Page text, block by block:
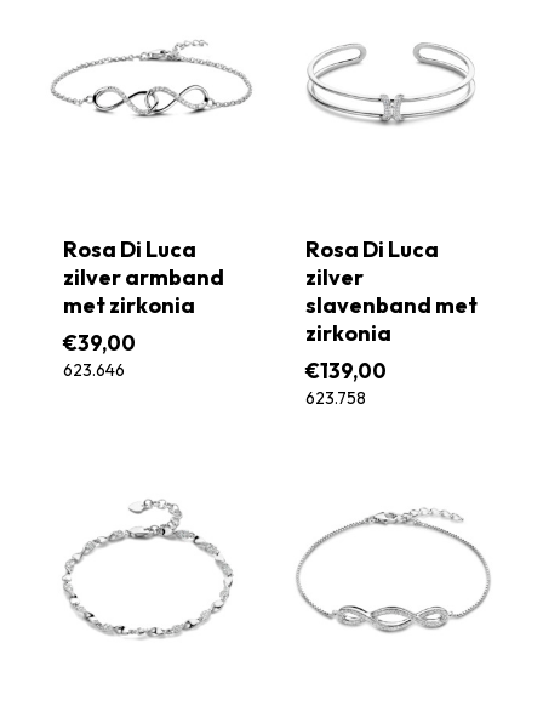
Rosa Di Luca
zilver armband
met zirkonia
€39,00
623.646
Rosa Di Luca
zilver
slavenband met
zirkonia
€139,00
623.758